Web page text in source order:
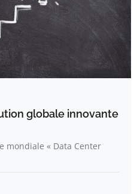
globale innovante
mondiale « Data Center